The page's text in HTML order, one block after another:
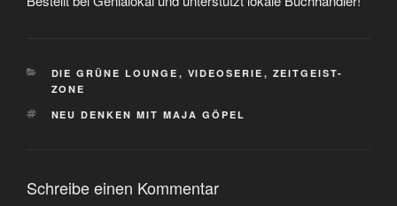
KATEGORIEN
DIE GRÜNE LOUNGE , VIDEOSERIE , ZEITGEIST-
ZONE
SCHLAGWÖRTER
NEU DENKEN MIT MAJA GÖPEL
Schreibe einen Kommentar